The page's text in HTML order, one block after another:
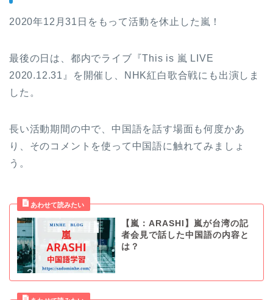
2020年12月31日をもって活動を休止した嵐！
最後の日は、都内でライブ『This is 嵐 LIVE
2020.12.31』を開催し、NHK紅白歌合戦にも出演しま
した。
長い活動期間の中で、中国語を話す場面も何度かあ
り、そのコメントを使って中国語に触れてみましょ
う。
【嵐：ARASHI】嵐が台湾の記
者会見で話した中国語の内容と
は？